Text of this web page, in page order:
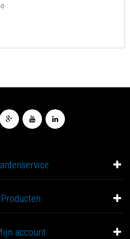
Producten
account